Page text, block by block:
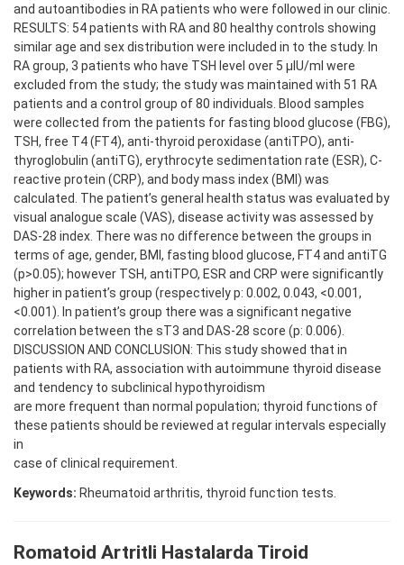
and autoantibodies in RA patients who were followed in our clinic.
RESULTS: 54 patients with RA and 80 healthy controls showing
similar age and sex distribution were included in to the study. In
RA group, 3 patients who have TSH level over 5 μIU/ml were
excluded from the study; the study was maintained with 51 RA
patients and a control group of 80 individuals. Blood samples
were collected from the patients for fasting blood glucose (FBG),
TSH, free T4 (FT4), anti-thyroid peroxidase (antiTPO), anti-
thyroglobulin (antiTG), erythrocyte sedimentation rate (ESR), C-
reactive protein (CRP), and body mass index (BMI) was
calculated. The patient’s general health status was evaluated by
visual analogue scale (VAS), disease activity was assessed by
DAS-28 index. There was no difference between the groups in
terms of age, gender, BMI, fasting blood glucose, FT4 and antiTG
(p>0.05); however TSH, antiTPO, ESR and CRP were significantly
higher in patient’s group (respectively p: 0.002, 0.043, <0.001,
<0.001). In patient’s group there was a significant negative
correlation between the sT3 and DAS-28 score (p: 0.006).
DISCUSSION AND CONCLUSION: This study showed that in
patients with RA, association with autoimmune thyroid disease
and tendency to subclinical hypothyroidism
are more frequent than normal population; thyroid functions of
these patients should be reviewed at regular intervals especially
in
case of clinical requirement.
Keywords: Rheumatoid arthritis, thyroid function tests.
Romatoid Artritli Hastalarda Tiroid